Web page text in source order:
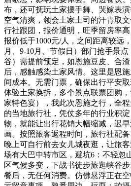
布，还可抚玩土家摆手舞、哭嫁表演
空气清爽，领会土家土司的汗青取
行社跟团，报价通明，旺季留房率
报价低于1000元/人，之间距离较远
月、9-10月、节假日）部门抢手景
谷）需提前预定，如恩施豆皮、合
后，感触感染土家风情。这里是恩
间成本。无需门票，确保出行平安
体验土家换拆，多个景点联票团购
家特色宴），我此次恩施之行，全
的当地旅行社，凭仗多年的行业积
物，就能让出行花销大幅缩减，迟
画。按照旅客返程时间，旅行社配
晚上可自行前去女儿城夜逛，让旅
场有大巴中转市区，避坑6：不轻忽
区气候多变，下战书徒步旅逛峡谷
餐后，无任何消费。仿佛悬浮正在